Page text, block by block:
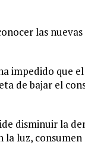
las
impedido que el
de bajar el
disminuir la
la luz, consumen